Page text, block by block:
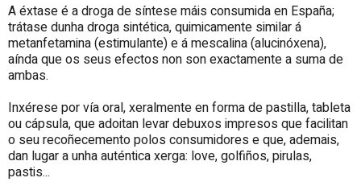
A éxtase é a droga de síntese máis consumida en España;
trátase dunha droga sintética, quimicamente similar á
metanfetamina (estimulante) e á mescalina (alucinóxena),
aínda que os seus efectos non son exactamente a suma de
ambas.
Inxérese por vía oral, xeralmente en forma de pastilla, tableta
ou cápsula, que adoitan levar debuxos impresos que facilitan
o seu recoñecemento polos consumidores e que, ademais,
dan lugar a unha auténtica xerga: love, golfiños, pirulas,
pastis...